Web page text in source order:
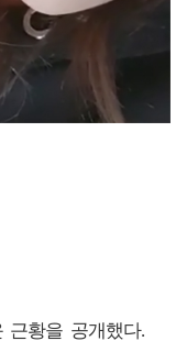
근황을 공개했다.